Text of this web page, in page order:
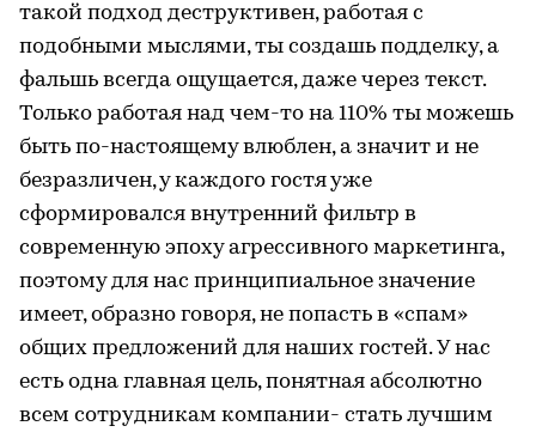
такой подход деструктивен, работая с
подобными мыслями, ты создашь подделку, а
фальшь всегда ощущается, даже через текст.
Только работая над чем-то на 110% ты можешь
быть по-настоящему влюблен, а значит и не
безразличен, у каждого гостя уже
сформировался внутренний фильтр в
современную эпоху агрессивного маркетинга,
поэтому для нас принципиальное значение
имеет, образно говоря, не попасть в «спам»
общих предложений для наших гостей. У нас
есть одна главная цель, понятная абсолютно
всем сотрудникам компании- стать лучшим